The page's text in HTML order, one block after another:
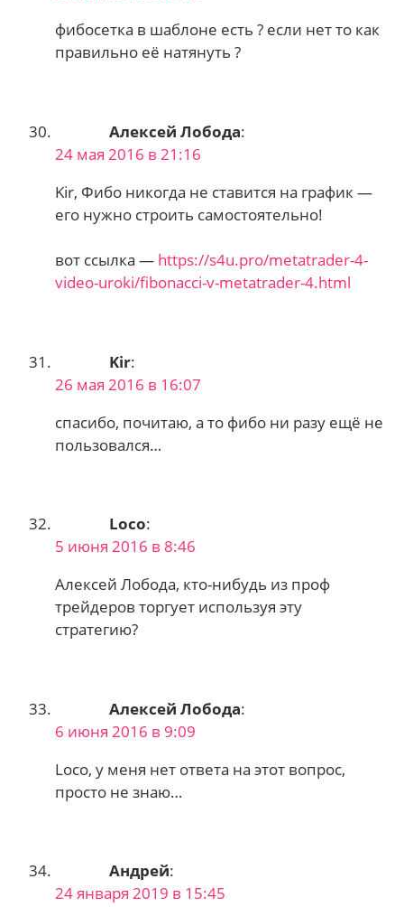
фибосетка в шаблоне есть ? если нет то как
правильно её натянуть ?
Алексей Лобода:
24 мая 2016 в 21:16
Kir, Фибо никогда не ставится на график —
его нужно строить самостоятельно!
вот ссылка — https://s4u.pro/metatrader-4-
video-uroki/fibonacci-v-metatrader-4.html
Kir:
26 мая 2016 в 16:07
спасибо, почитаю, а то фибо ни разу ещё не
пользовался…
Loco:
5 июня 2016 в 8:46
Алексей Лобода, кто-нибудь из проф
трейдеров торгует используя эту
стратегию?
Алексей Лобода:
6 июня 2016 в 9:09
Loco, у меня нет ответа на этот вопрос,
просто не знаю…
Андрей:
24 января 2019 в 15:45